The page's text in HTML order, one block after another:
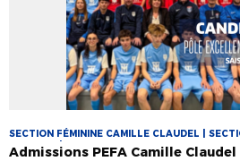
SECTION FÉMININE CAMILLE CLAUDEL |
CLAUDEL | SECTIONS SPORTIVES
Admissions PEFA Camille Claudel